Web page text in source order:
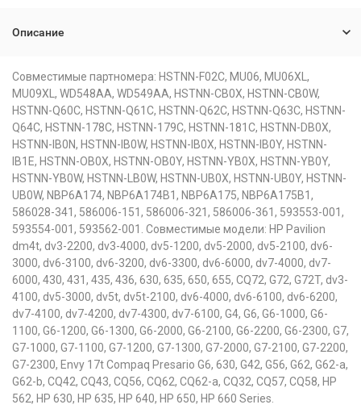
Описание
Совместимые партномера: HSTNN-F02C, MU06, MU06XL,
MU09XL, WD548AA, WD549AA, HSTNN-CB0X, HSTNN-CB0W,
HSTNN-Q60C, HSTNN-Q61C, HSTNN-Q62C, HSTNN-Q63C, HSTNN-
Q64C, HSTNN-178C, HSTNN-179C, HSTNN-181C, HSTNN-DB0X,
HSTNN-IB0N, HSTNN-IB0W, HSTNN-IB0X, HSTNN-IB0Y, HSTNN-
IB1E, HSTNN-OB0X, HSTNN-OB0Y, HSTNN-YB0X, HSTNN-YB0Y,
HSTNN-YB0W, HSTNN-LB0W, HSTNN-UB0X, HSTNN-UB0Y, HSTNN-
UB0W, NBP6A174, NBP6A174B1, NBP6A175, NBP6A175B1,
586028-341, 586006-151, 586006-321, 586006-361, 593553-001,
593554-001, 593562-001. Совместимые модели: HP Pavilion
dm4t, dv3-2200, dv3-4000, dv5-1200, dv5-2000, dv5-2100, dv6-
3000, dv6-3100, dv6-3200, dv6-3300, dv6-6000, dv7-4000, dv7-
6000, 430, 431, 435, 436, 630, 635, 650, 655, CQ72, G72, G72T, dv3-
4100, dv5-3000, dv5t, dv5t-2100, dv6-4000, dv6-6100, dv6-6200,
dv7-4100, dv7-4200, dv7-4300, dv7-6100, G4, G6, G6-1000, G6-
1100, G6-1200, G6-1300, G6-2000, G6-2100, G6-2200, G6-2300, G7,
G7-1000, G7-1100, G7-1200, G7-1300, G7-2000, G7-2100, G7-2200,
G7-2300, Envy 17t Compaq Presario G6, 630, G42, G56, G62, G62-a,
G62-b, CQ42, CQ43, CQ56, CQ62, CQ62-a, CQ32, CQ57, CQ58, HP
562, HP 630, HP 635, HP 640, HP 650, HP 660 Series.